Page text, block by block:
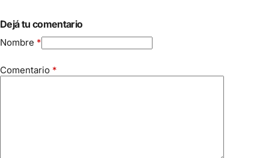
Dejá tu comentario
Nombre *
Comentario *